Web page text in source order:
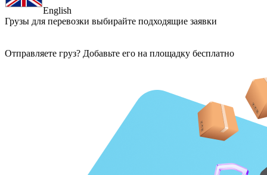
English
Грузы для перевозки выбирайте подходящие заявки
Отправляете груз? Добавьте его на площадку бесплатно